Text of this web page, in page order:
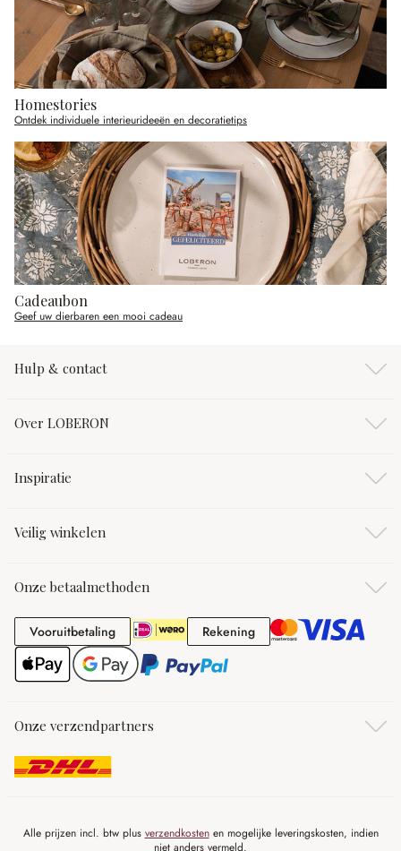
Homestories
Ontdek individuele interieurideeën en decoratietips
Cadeaubon
Geef uw dierbaren een mooi cadeau
Hulp & contact
Over LOBERON
Inspiratie
Veilig winkelen
Onze betaalmethoden
VooruitbetalingVooruitbetaling RekeningRekening
Onze verzendpartners
Alle prijzen incl. btw plus verzendkostenen mogelijke leveringskosten, indien
niet anders vermeld.